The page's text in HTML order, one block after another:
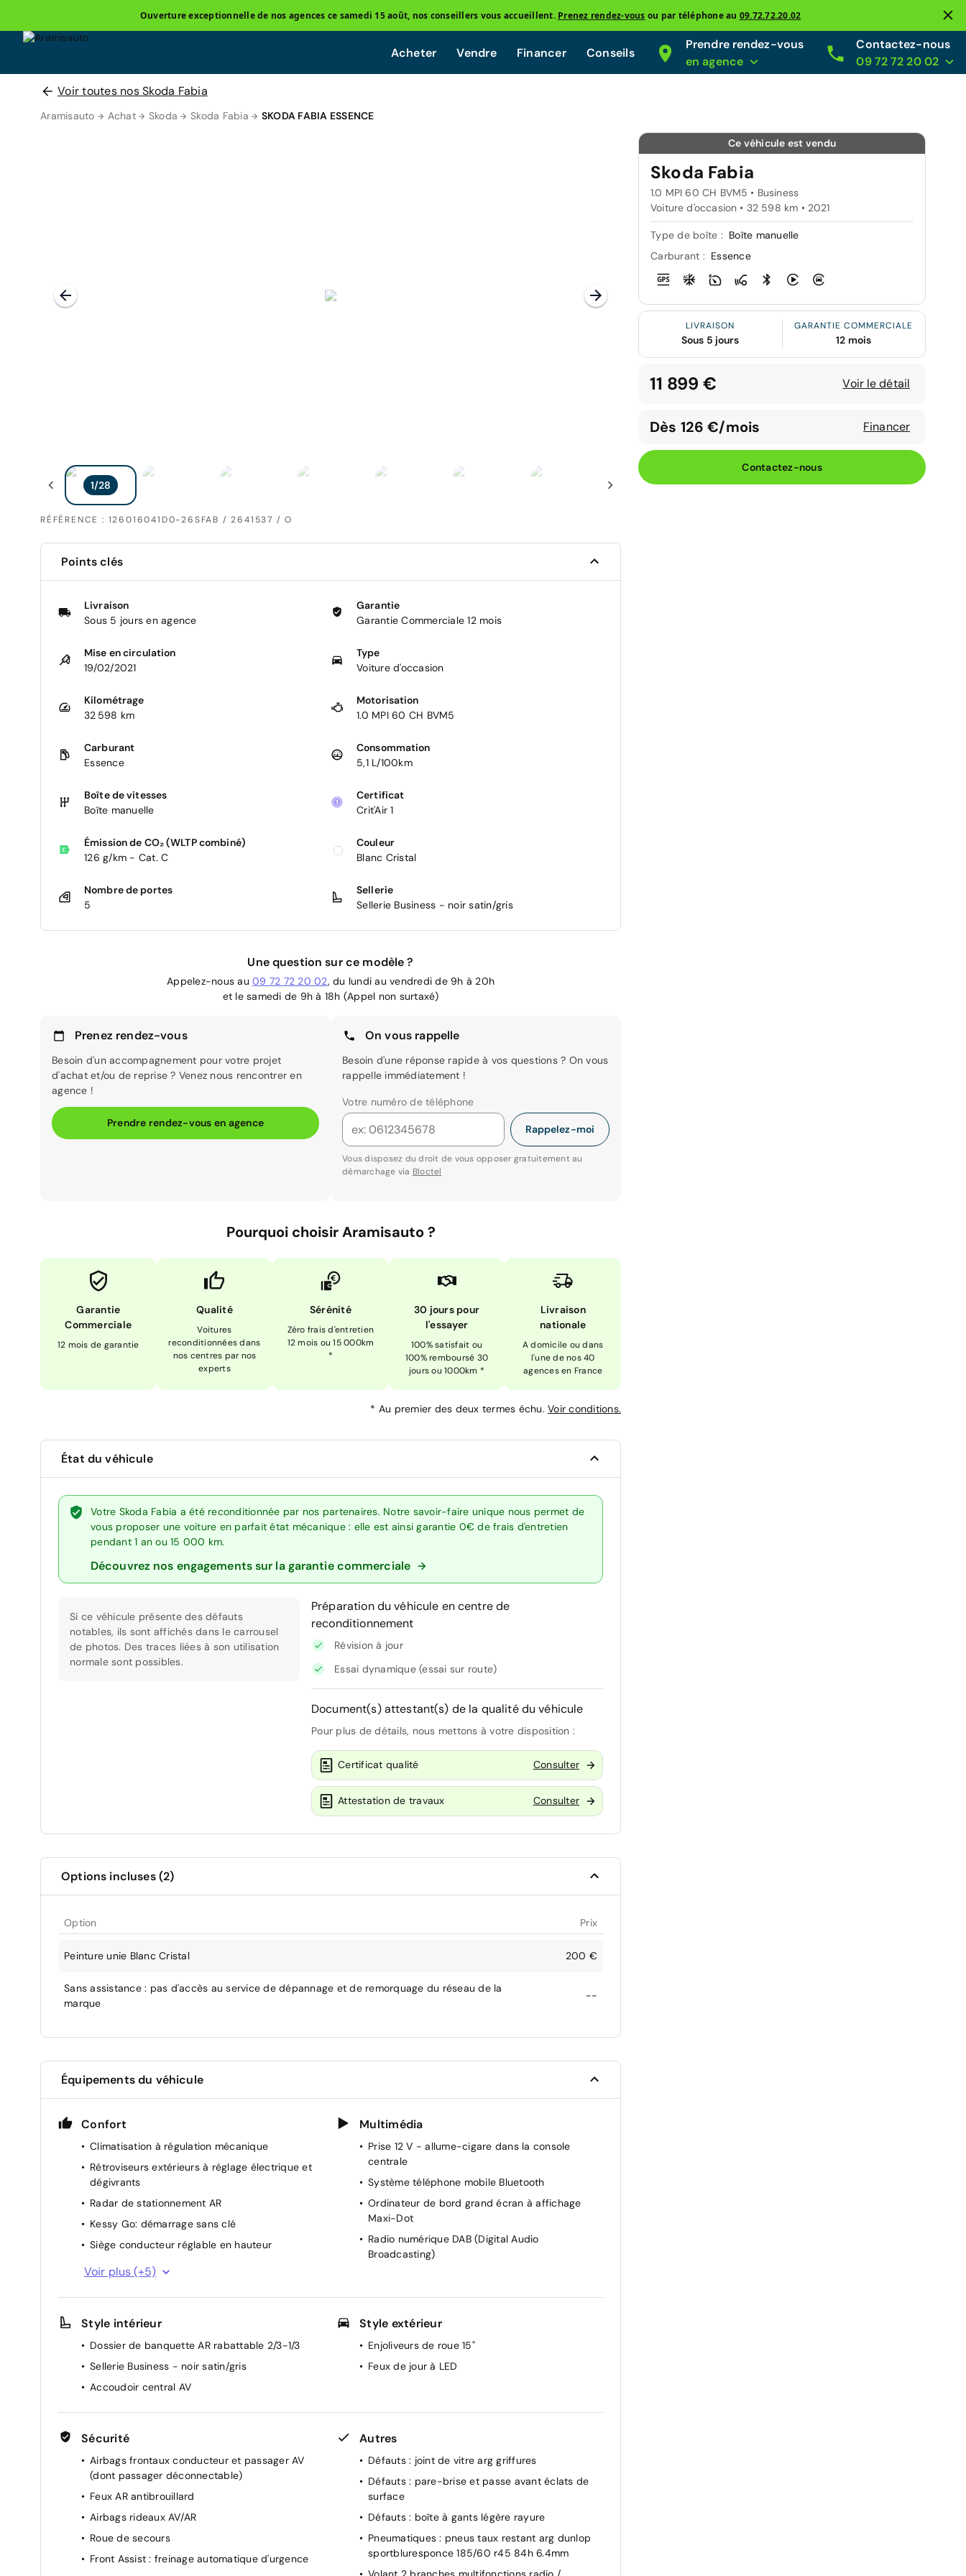
Ouverture exceptionnelle de nos agences ce samedi 15 août, nos conseillers vous accueillent. Prenez rendez-vous ou par téléphone au 09.72.72.20.02
Acheter Vendre Financer Conseils
Prendre rendez-vous
en agence
Contactez-nous
09 72 72 20 02
Voir toutes nos Skoda Fabia
Aramisauto Achat Skoda Skoda Fabia SKODA FABIA ESSENCE
RÉFÉRENCE : 126016041D0-26SFAB / 2641537 / O
Ce véhicule est vendu
Skoda Fabia
1.0 MPI 60 CH BVM5 • Business
Voiture d'occasion • 32 598 km • 2021
Type de boîte : Boîte manuelle
Carburant : Essence
LIVRAISON
Sous 5 jours
GARANTIE COMMERCIALE
12 mois
11 899 € Voir le détail
Dès 126 €/mois Financer
Contactez-nous
Points clés
Livraison
Sous 5 jours en agence
Garantie
Garantie Commerciale 12 mois
Mise en circulation
19/02/2021
Type
Voiture d'occasion
Kilométrage
32 598 km
Motorisation
1.0 MPI 60 CH BVM5
Carburant
Essence
Consommation
5,1 L/100km
Boîte de vitesses
Boîte manuelle
Certificat
Crit'Air 1
Émission de CO₂ (WLTP combiné)
126 g/km - Cat. C
Couleur
Blanc Cristal
Nombre de portes
5
Sellerie
Sellerie Business - noir satin/gris
Une question sur ce modèle ?
Appelez-nous au 09 72 72 20 02, du lundi au vendredi de 9h à 20h
et le samedi de 9h à 18h (Appel non surtaxé)
Prenez rendez-vous
Besoin d'un accompagnement pour votre projet
d'achat et/ou de reprise ? Venez nous rencontrer en
agence !
Prendre rendez-vous en agence
On vous rappelle
Besoin d'une réponse rapide à vos questions ? On vous
rappelle immédiatement !
Votre numéro de téléphone
Rappelez-moi
Vous disposez du droit de vous opposer gratuitement au
démarchage via Bloctel
Pourquoi choisir Aramisauto ?
Garantie
Commerciale
12 mois de garantie
Qualité
Voitures
reconditionnées dans
nos centres par nos
experts
Sérénité
Zéro frais d'entretien
12 mois ou 15 000km
*
30 jours pour
l'essayer
100% satisfait ou
100% remboursé 30
jours ou 1000km *
Livraison
nationale
A domicile ou dans
l'une de nos 40
agences en France
* Au premier des deux termes échu. Voir conditions.
État du véhicule
Votre Skoda Fabia a été reconditionnée par nos partenaires. Notre savoir-faire unique nous permet de
vous proposer une voiture en parfait état mécanique : elle est ainsi garantie 0€ de frais d'entretien
pendant 1 an ou 15 000 km.
Découvrez nos engagements sur la garantie commerciale
Si ce véhicule présente des défauts
notables, ils sont affichés dans le carrousel
de photos. Des traces liées à son utilisation
normale sont possibles.
Préparation du véhicule en centre de
reconditionnement
Révision à jour
Essai dynamique (essai sur route)
Document(s) attestant(s) de la qualité du véhicule
Pour plus de détails, nous mettons à votre disposition :
Certificat qualité Consulter
Attestation de travaux Consulter
Options incluses (2)
Option Prix
Peinture unie Blanc Cristal 200 €
Sans assistance : pas d'accès au service de dépannage et de remorquage du réseau de la
marque
--
Équipements du véhicule
Confort
Climatisation à régulation mécanique
Rétroviseurs extérieurs à réglage électrique et
dégivrants
Radar de stationnement AR
Kessy Go: démarrage sans clé
Siège conducteur réglable en hauteur
Vitres AV électriques avec fonction auto
up/down
Système Start/Stop
Direction assistée électromécanique
Lunette AR dégivrante
Régulateur et limiteur de vitesse
Voir plus (+5)
Multimédia
Prise 12 V - allume-cigare dans la console
centrale
Système téléphone mobile Bluetooth
Ordinateur de bord grand écran à affichage
Maxi-Dot
Radio numérique DAB (Digital Audio
Broadcasting)
Style intérieur
Dossier de banquette AR rabattable 2/3-1/3
Sellerie Business - noir satin/gris
Accoudoir central AV
Style extérieur
Enjoliveurs de roue 15"
Feux de jour à LED
Sécurité
Airbags frontaux conducteur et passager AV
(dont passager déconnectable)
Feux AR antibrouillard
Airbags rideaux AV/AR
Roue de secours
Front Assist : freinage automatique d'urgence
Autres
Défauts : joint de vitre arg griffures
Défauts : pare-brise et passe avant éclats de
surface
Défauts : boîte à gants légère rayure
Pneumatiques : pneus taux restant arg dunlop
sportbluresponce 185/60 r45 84h 6.4mm